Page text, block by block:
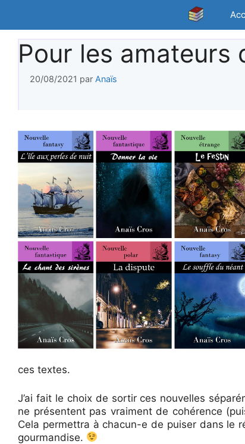
contenu
Pour les amateurs
20/08/2021 par Anaïs
ces textes.
J’ai fait le choix de sortir ces nouvelles
ne présentent pas vraiment de cohérence
Cela permettra à chacun-e de puiser dans le
gourmandise.